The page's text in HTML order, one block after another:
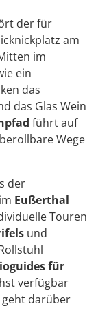
der für
am
im
ein
das
das Glas Wein
führt auf
Wege
der
im Eußerthal
Touren
und
für
verfügbar
geht darüber